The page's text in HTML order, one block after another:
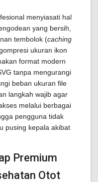
menyiasati hal
yang bersih,
tembolok (caching
ukuran ikon
format modern
tanpa mengurangi
beban ukuran file
langkah wajib agar
melalui berbagai
pengguna tidak
pusing kepala akibat
Premium
Otot